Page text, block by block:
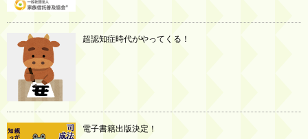
超認知症時代がやってくる！
電子書籍出版決定！